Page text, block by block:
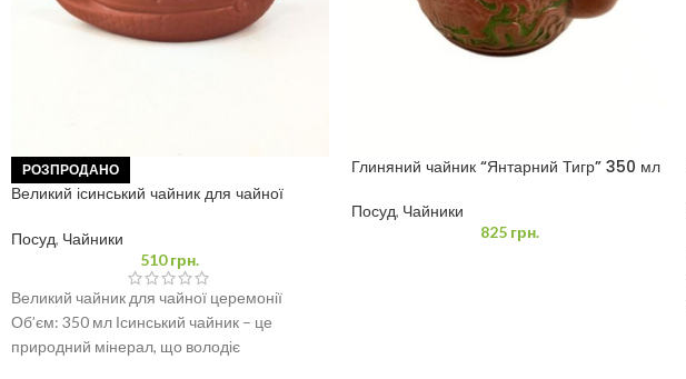
РОЗПРОДАНО
Великий ісинський чайник для чайної
Посуд, Чайники
510грн.
Великий чайник для чайної церемонії
Об’єм: 350 мл Ісинський чайник – це
природний мінерал, що володіє
Глиняний чайник “Янтарний Тигр” 350 мл
Посуд, Чайники
825грн.